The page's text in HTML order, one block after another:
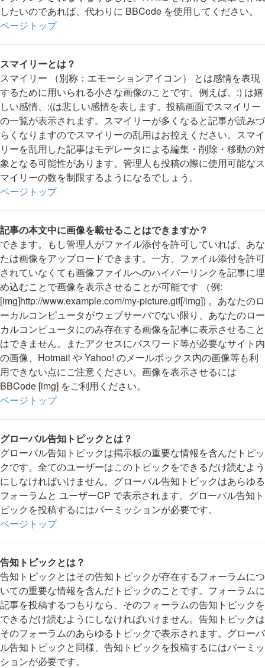
したいのであれば、代わりに BBCode を使用してください。
ページトップ
スマイリーとは？
スマイリー （別称：エモーションアイコン） とは感情を表現
するために用いられる小さな画像のことです。例えば、:) は嬉
しい感情、:(は悲しい感情を表します。投稿画面でスマイリー
の一覧が表示されます。スマイリーが多くなると記事が読みづ
らくなりますのでスマイリーの乱用はお控えください。スマイ
リーを乱用した記事はモデレータによる編集・削除・移動の対
象となる可能性があります。管理人も投稿の際に使用可能なス
マイリーの数を制限するようになるでしょう。
ページトップ
記事の本文中に画像を載せることはできますか？
できます。もし管理人がファイル添付を許可していれば、あな
たは画像をアップロードできます。一方、ファイル添付を許可
されていなくても画像ファイルへのハイパーリンクを記事に埋
め込むことで画像を表示させることが可能です （例:
[img]http://www.example.com/my-picture.gif[/img]) 。あなたのロ
ーカルコンピュータがウェブサーバでない限り、あなたのロー
カルコンピュータにのみ存在する画像を記事に表示させること
はできません。またアクセスにパスワード等が必要なサイト内
の画像、Hotmail や Yahoo! のメールボックス内の画像等も利
用できない点にご注意ください。画像を表示させるには
BBCode [img] をご利用ください。
ページトップ
グローバル告知トピックとは？
グローバル告知トピックは掲示板の重要な情報を含んだトピッ
クです。全てのユーザーはこのトピックをできるだけ読むよう
にしなければいけません。グローバル告知トピックはあらゆる
フォーラムと ユーザーCP で表示されます。グローバル告知ト
ピックを投稿するにはパーミッションが必要です。
ページトップ
告知トピックとは？
告知トピックとはその告知トピックが存在するフォーラムにつ
いての重要な情報を含んだトピックのことです。フォーラムに
記事を投稿するつもりなら、そのフォーラムの告知トピックを
できるだけ読むようにしなければいけません。告知トピックは
そのフォーラムのあらゆるトピックで表示されます。グローバ
ル告知トピックと同様、告知トピックを投稿するにはパーミッ
ションが必要です。